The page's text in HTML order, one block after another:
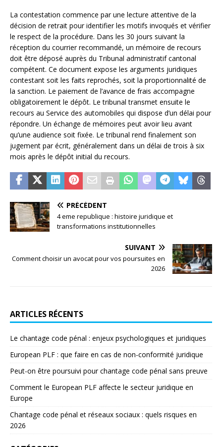
La contestation commence par une lecture attentive de la
décision de retrait pour identifier les motifs invoqués et vérifier
le respect de la procédure. Dans les 30 jours suivant la
réception du courrier recommandé, un mémoire de recours
doit être déposé auprès du Tribunal administratif cantonal
compétent. Ce document expose les arguments juridiques
contestant soit les faits reprochés, soit la proportionnalité de
la sanction. Le paiement de l’avance de frais accompagne
obligatoirement le dépôt. Le tribunal transmet ensuite le
recours au Service des automobiles qui dispose d’un délai pour
répondre. Un échange de mémoires peut avoir lieu avant
qu’une audience soit fixée. Le tribunal rend finalement son
jugement par écrit, généralement dans un délai de trois à six
mois après le dépôt initial du recours.
PRÉCÉDENT
4 eme republique : histoire juridique et
transformations institutionnelles
SUIVANT
Comment choisir un avocat pour vos poursuites en
2026
ARTICLES RÉCENTS
Le chantage code pénal : enjeux psychologiques et juridiques
European PLF : que faire en cas de non-conformité juridique
Peut-on être poursuivi pour chantage code pénal sans preuve
Comment le European PLF affecte le secteur juridique en
Europe
Chantage code pénal et réseaux sociaux : quels risques en
2026